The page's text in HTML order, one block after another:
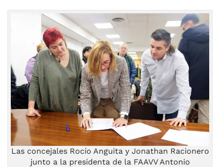
Las concejales Rocío Anguita y Jonathan Racionero
junto a la presidenta de la FAAVV Antonio